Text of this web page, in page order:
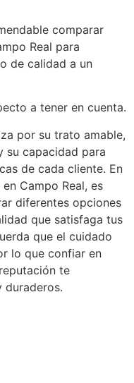
comparar
Real para
de calidad a un
a tener en cuenta.
por su trato amable,
su capacidad para
de cada cliente. En
Campo Real, es
diferentes opciones
que satisfaga tus
que el cuidado
lo que confiar en
te
duraderos.